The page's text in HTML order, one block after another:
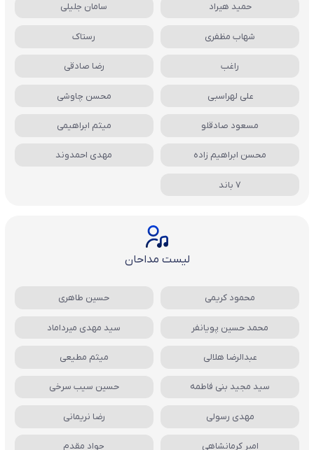
حمید هیراد سامان جلیلی
شهاب مظفری رستاک
راغب رضا صادقی
علی لهراسبی محسن چاوشی
مسعود صادقلو میثم ابراهیمی
محسن ابراهیم زاده مهدی احمدوند
7 باند
لیست مداحان
محمود کریمی حسین طاهری
محمد حسین پویانفر سید مهدی میرداماد
عبدالرضا هلالی میثم مطیعی
سید مجید بنی فاطمه حسین سیب سرخی
مهدی رسولی رضا نریمانی
امیر کرمانشاهی جواد مقدم